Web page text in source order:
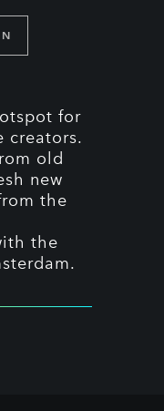
for
creators.
old
new
the
the